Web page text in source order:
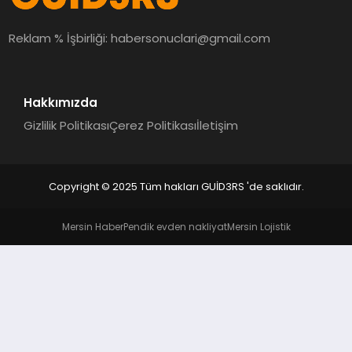
MAGAZIN
Reklam % İşbirliği:habersonuclari@gmail.com
Hakkımızda
Gizlilik PolitikasıÇerez Politikasıİletişim
Copyright © 2025 Tüm hakları GUİD3RS 'de saklıdır.
Mersin HaberPendik evden nakliyatMersin Lojistik